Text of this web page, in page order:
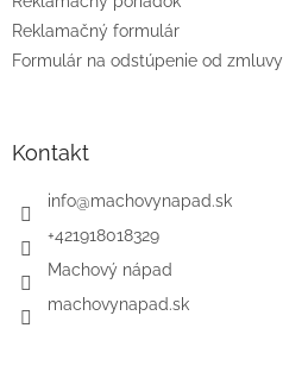
Reklamačný formulár
Formulár na odstúpenie od zmluvy
Kontakt
info@machovynapad.sk
+421918018329
Machový nápad
machovynapad.sk